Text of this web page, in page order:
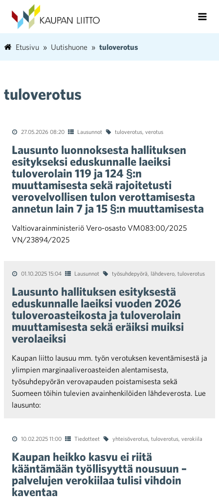
Etusivu Uutishuone tuloverotus
tuloverotus
27.05.2026 08:20 Lausunnot tuloverotus, verotus
Lausunto luonnoksesta hallituksen
esitykseksi eduskunnalle laeiksi
tuloverolain 119 ja 124 §:n
muuttamisesta sekä rajoitetusti
verovelvollisen tulon verottamisesta
annetun lain 7 ja 15 §:n muuttamisesta
Valtiovarainministeriö Vero-osasto VM083:00/2025
VN/23894/2025
01.10.2025 15:04 Lausunnot työsuhdepyörä, lähdevero, tuloverotus
Lausunto hallituksen esityksestä
eduskunnalle laeiksi vuoden 2026
tuloveroasteikosta ja tuloverolain
muuttamisesta sekä eräiksi muiksi
verolaeiksi
Kaupan liitto lausuu mm. työn verotuksen keventämisestä ja
ylimpien marginaaliveroasteiden alentamisesta,
työsuhdepyörän verovapauden poistamisesta sekä
Suomeen töihin tulevien avainhenkilöiden lähdeverosta. Lue
lausunto:
10.02.2025 11:00 Tiedotteet yhteisöverotus, tuloverotus, verokiila
Kaupan heikko kasvu ei riitä
kääntämään työllisyyttä nousuun –
palvelujen verokiilaa tulisi vihdoin
kaventaa